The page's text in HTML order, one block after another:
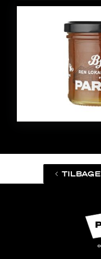
TILBAGE